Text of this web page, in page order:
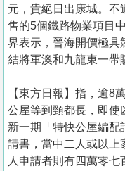
元，貴絕日出康城。不
售的5個鐵路物業項目
界表示，晉海開價極具
結將軍澳和九龍東一帶
【東方日報】指，逾8
公屋等到頸都長，即使
新一期「特快公屋編配
請書，當中二人或以上
人申請者則有四萬零